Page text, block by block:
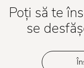
Poți să te
se